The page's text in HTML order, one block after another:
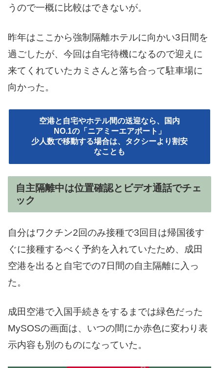
うので一概に比較はできないが。
昨年はここから強制隔離ホテルに向かい3日間を
過ごしたが、今回は自宅待機になるので迎えに
来てくれていたカミさんと落ち合って駐車場に
向かった。
空港と自宅やホテル間の送迎なら、国内
NO.1の「ニアミーエアポート」
少人数で移動する場合は、タクシーより割安
なことも
自主隔離中は位置確認とビデオ通話でチェ
ック
自分はワクチン2回のみ接種で3回目は帰国後す
ぐに接種するべく予約を入れていたため、成田
空港を出ると自宅での7日間の自主隔離に入っ
た。
成田空港で入国手続きをするまでは緑色だった
MySOSの画面は、いつの間にか赤色に変わり表
示内容も別のものになっていた。